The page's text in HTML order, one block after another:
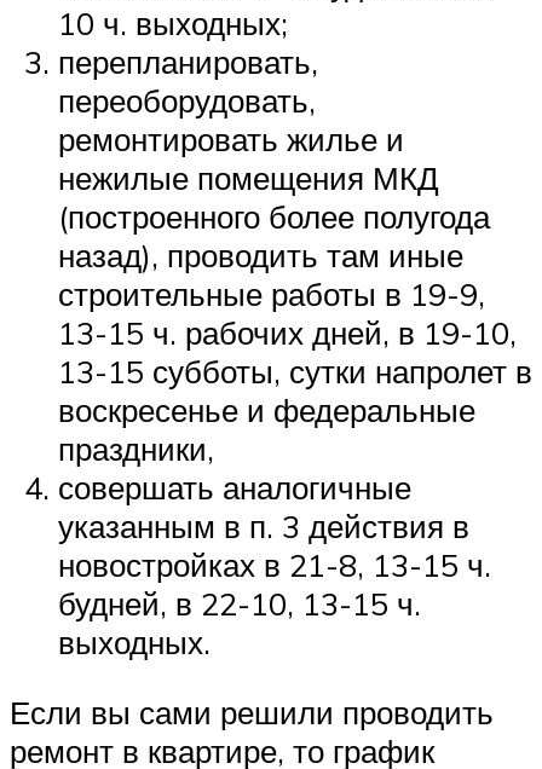
10 ч. выходных;
перепланировать,
переоборудовать,
ремонтировать жилье и
нежилые помещения МКД
(построенного более полугода
назад), проводить там иные
строительные работы в 19-9,
13-15 ч. рабочих дней, в 19-10,
13-15 субботы, сутки напролет в
воскресенье и федеральные
праздники,
совершать аналогичные
указанным в п. 3 действия в
новостройках в 21-8, 13-15 ч.
будней, в 22-10, 13-15 ч.
выходных.
Если вы сами решили проводить
ремонт в квартире, то график